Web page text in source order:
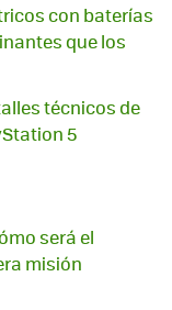
con baterías
que los
técnicos de
5
será el
misión